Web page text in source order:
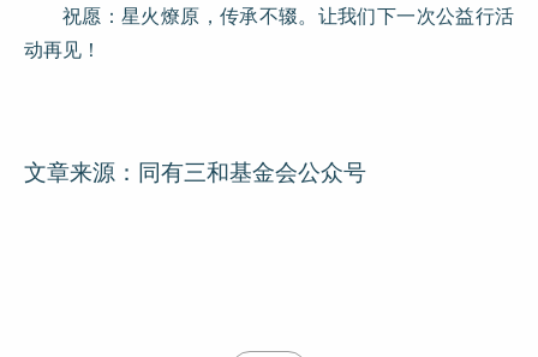
祝愿：星火燎原，传承不辍。让我们下一次公益行活
动再见！
文章来源：同有三和基金会公众号